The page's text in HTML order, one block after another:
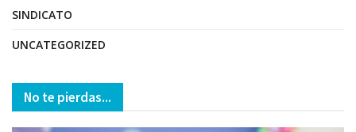
SINDICATO
UNCATEGORIZED
No te pierdas...